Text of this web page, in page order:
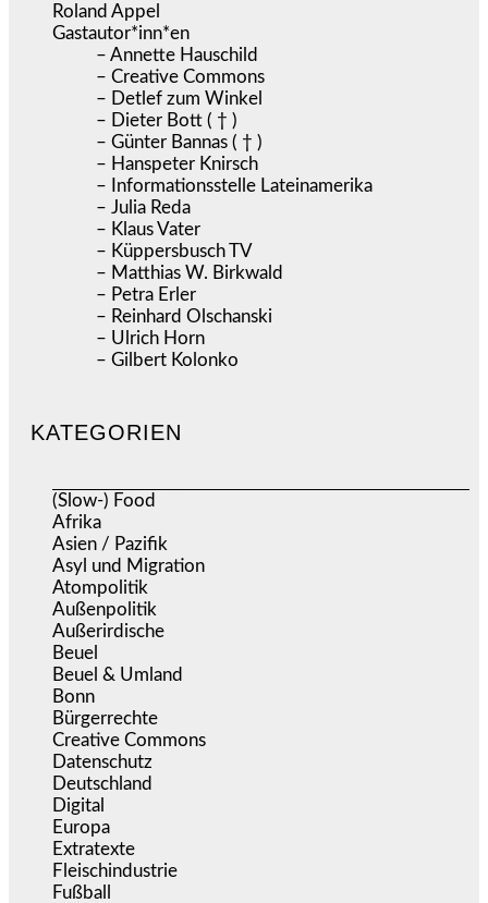
Roland Appel
Gastautor*inn*en
– Annette Hauschild
– Creative Commons
– Detlef zum Winkel
– Dieter Bott ( † )
– Günter Bannas ( † )
– Hanspeter Knirsch
– Informationsstelle Lateinamerika
– Julia Reda
– Klaus Vater
– Küppersbusch TV
– Matthias W. Birkwald
– Petra Erler
– Reinhard Olschanski
– Ulrich Horn
– Gilbert Kolonko
KATEGORIEN
(Slow-) Food
Afrika
Asien / Pazifik
Asyl und Migration
Atompolitik
Außenpolitik
Außerirdische
Beuel
Beuel & Umland
Bonn
Bürgerrechte
Creative Commons
Datenschutz
Deutschland
Digital
Europa
Extratexte
Fleischindustrie
Fußball